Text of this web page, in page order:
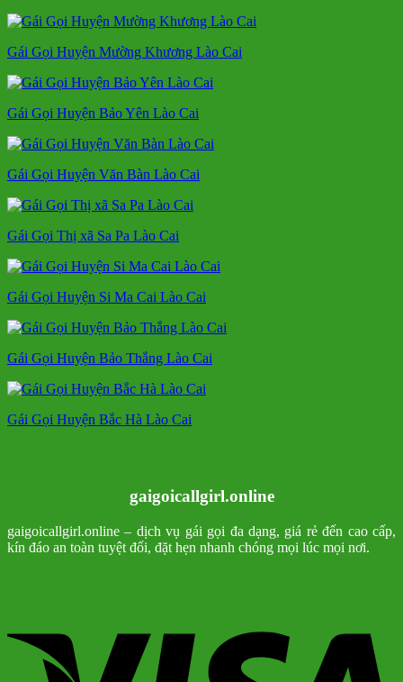
Gái Gọi Huyện Mường Khương Lào Cai
Gái Gọi Huyện Bảo Yên Lào Cai
Gái Gọi Huyện Văn Bàn Lào Cai
Gái Gọi Thị xã Sa Pa Lào Cai
Gái Gọi Huyện Si Ma Cai Lào Cai
Gái Gọi Huyện Bảo Thắng Lào Cai
Gái Gọi Huyện Bắc Hà Lào Cai
gaigoicallgirl.online
gaigoicallgirl.online – dịch vụ gái gọi đa dạng, giá rẻ đến cao cấp,
kín đáo an toàn tuyệt đối, đặt hẹn nhanh chóng mọi lúc mọi nơi.